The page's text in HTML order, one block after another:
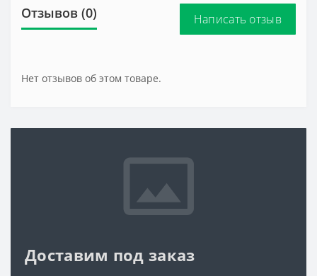
Отзывов (0) Написать отзыв
Нет отзывов об этом товаре.
Доставим под заказ